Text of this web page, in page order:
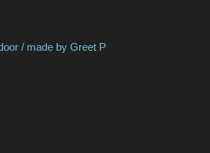
by Greet P